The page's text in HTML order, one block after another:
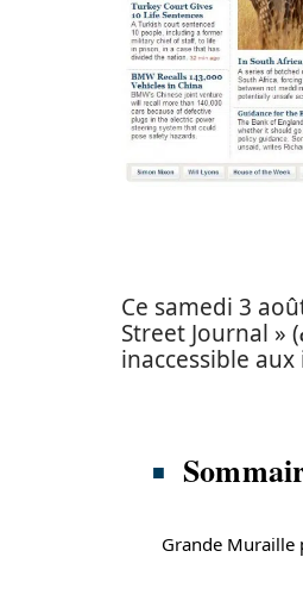
Ce samedi 3
Street Journal » (
inaccessible
Grande Muraille